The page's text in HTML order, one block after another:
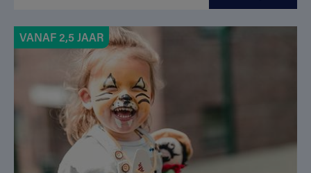
VANAF 2,5 JAAR